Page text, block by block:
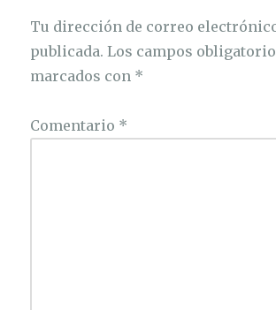
Tu dirección de correo
publicada. Los campos
marcados con *
Comentario *